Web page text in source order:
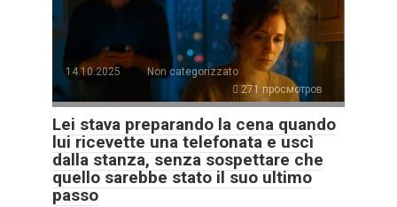
14.10.2025
Non categorizzato
271 просмотров
Lei stava preparando la cena quando
lui ricevette una telefonata e uscì
dalla stanza, senza sospettare che
quello sarebbe stato il suo ultimo
passo